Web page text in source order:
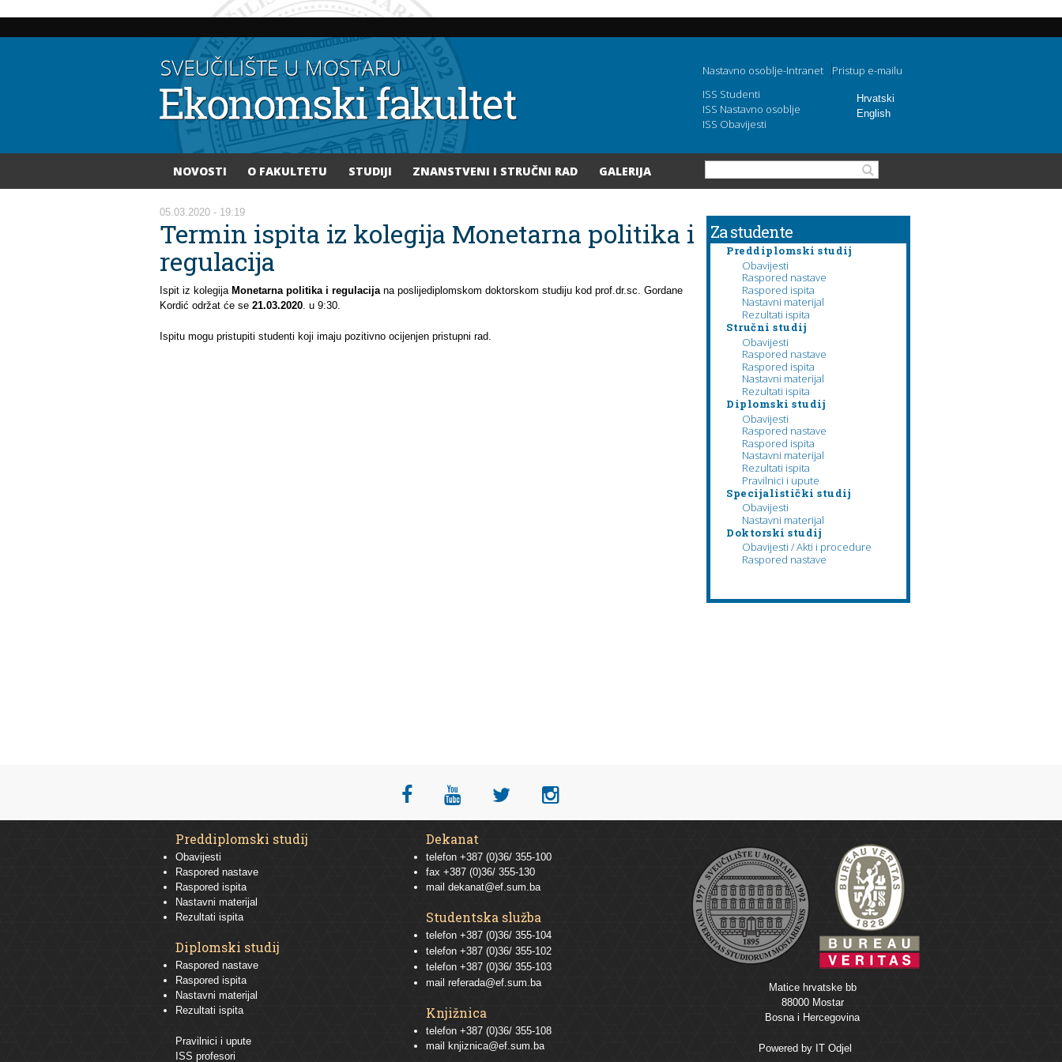
glavni
Hrvatski
English
Nastavno osoblje-Intranet
Pristup e-mailu
ISS Studenti
ISS Nastavno osoblje
ISS Obavijesti
NOVOSTI O FAKULTETU STUDIJI ZNANSTVENI I STRUČNI RAD GALERIJA Obrazac pretraživanja
Vi ste ovdje
05.03.2020 - 19:19
Termin ispita iz kolegija Monetarna politika i
regulacija
Ispit iz kolegija Monetarna politika i regulacijana poslijediplomskom doktorskom studiju kod prof.dr.sc. Gordane
Kordić održat će se 21.03.2020. u 9:30.
Ispitu mogu pristupiti studenti koji imaju pozitivno ocijenjen pristupni rad.
Za studente
Preddiplomski studij
Obavijesti
Raspored nastave
Raspored ispita
Nastavni materijal
Rezultati ispita
Stručni studij
Obavijesti
Raspored nastave
Raspored ispita
Nastavni materijal
Rezultati ispita
Diplomski studij
Obavijesti
Raspored nastave
Raspored ispita
Nastavni materijal
Rezultati ispita
Pravilnici i upute
Specijalistički studij
Obavijesti
Nastavni materijal
Doktorski studij
Obavijesti / Akti i procedure
Raspored nastave
Preddiplomski studij
Obavijesti
Raspored nastave
Raspored ispita
Nastavni materijal
Rezultati ispita
Diplomski studij
Raspored nastave
Raspored ispita
Nastavni materijal
Rezultati ispita
Pravilnici i upute
ISS profesori
Dekanat
telefon +387 (0)36/ 355-100
fax +387 (0)36/ 355-130
mail dekanat@ef.sum.ba
Studentska služba
telefon +387 (0)36/ 355-104
telefon +387 (0)36/ 355-102
telefon +387 (0)36/ 355-103
mail referada@ef.sum.ba
Knjižnica
telefon +387 (0)36/ 355-108
mail
knjiznica@ef.sum.ba
Matice hrvatske bb
88000 Mostar
Bosna i Hercegovina
Powered by IT Odjel